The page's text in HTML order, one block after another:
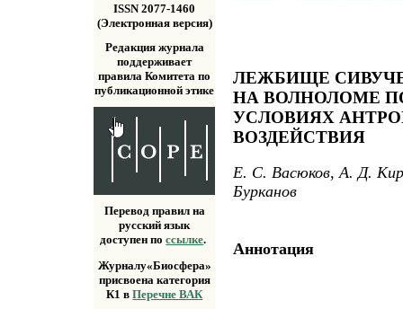
ISSN 2077-1460
(Электронная версия)
Редакция журнала
поддерживает
правила Комитета по
публикационной этике
Перевод правил на
русский язык
доступен поссылке.
Журналу«Биосфера»
присвоена категория
К1 вПеречне ВАК
ЛЕЖБИЩЕ СИВУЧЕЙ
НА ВОЛНОЛОМЕ
УСЛОВИЯХ
ВОЗДЕЙСТВИЯ
Е. С. Васюков, А. Д.
Бурканов
Аннотация